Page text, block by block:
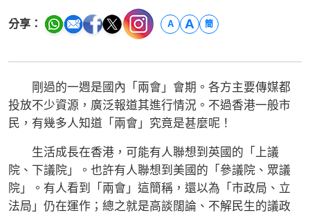
分享： A A 簡
剛過的一週是國內「兩會」會期。各方主要傳媒都
投放不少資源，廣泛報道其進行情況。不過香港一般市
民，有幾多人知道「兩會」究竟是甚麼呢！
生活成長在香港，可能有人聯想到英國的「上議
院、下議院」。也許有人聯想到美國的「參議院、眾議
院」。有人看到「兩會」這簡稱，還以為「市政局、立
法局」仍在運作；總之就是高談闊論、不解民生的議政